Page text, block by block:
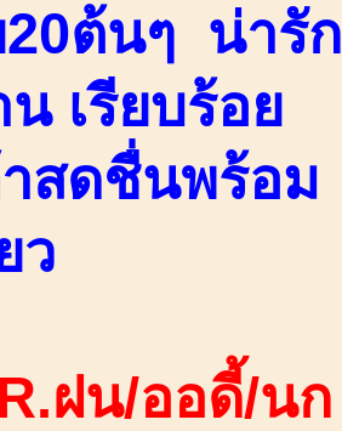
20ต้นๆ น่ารัก
เรียบร้อย
สดชื่นพร้อม
ว
ฝน/ออดี้/นก